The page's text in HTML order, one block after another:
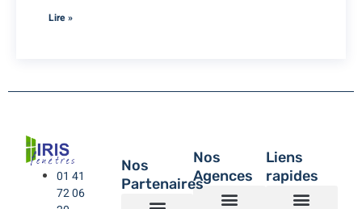
Lire »
01 41
72 06
Nos
Partenaires
Nos
Agences
Liens
rapides